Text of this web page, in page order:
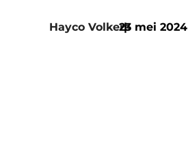
Hayco Volkers
|
23 mei 2024